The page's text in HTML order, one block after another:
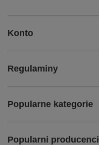
Konto
Regulaminy
Popularne kategorie
Popularni producenci